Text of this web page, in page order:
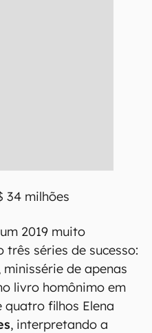
34 milhões
2019 muito
séries de sucesso:
minissérie de apenas
livro homônimo em
filhos Elena
, interpretando a